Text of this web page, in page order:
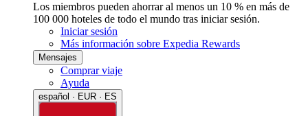
Los miembros pueden ahorrar al menos un 10 % en más de
100 000 hoteles de todo el mundo tras iniciar sesión.
Iniciar sesión
Más información sobre Expedia Rewards
Mensajes
Comprar viaje
Ayuda
español · EUR · ES